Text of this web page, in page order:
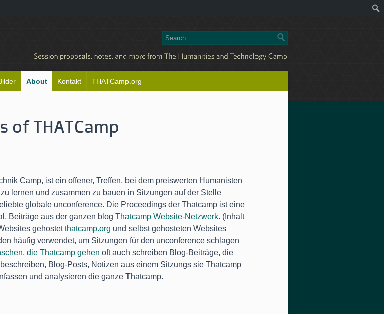
About Kontakt THATCamp.org
THATCamp
Camp, ist ein offener, Treffen, bei dem preiswerten Humanisten
lernen und zusammen zu bauen in Sitzungen auf der Stelle
globale unconference. Die Proceedings der Thatcamp ist eine
Beiträge aus der ganzen blog Thatcamp Website-Netzwerk. (Inhalt
gehostetthatcamp.org und selbst gehosteten Websites
häufig verwendet, um Sitzungen für den unconference schlagen
die Thatcamp gehen oft auch schreiben Blog-Beiträge, die
Blog-Posts, Notizen aus einem Sitzungs sie Thatcamp
und analysieren die ganze Thatcamp.